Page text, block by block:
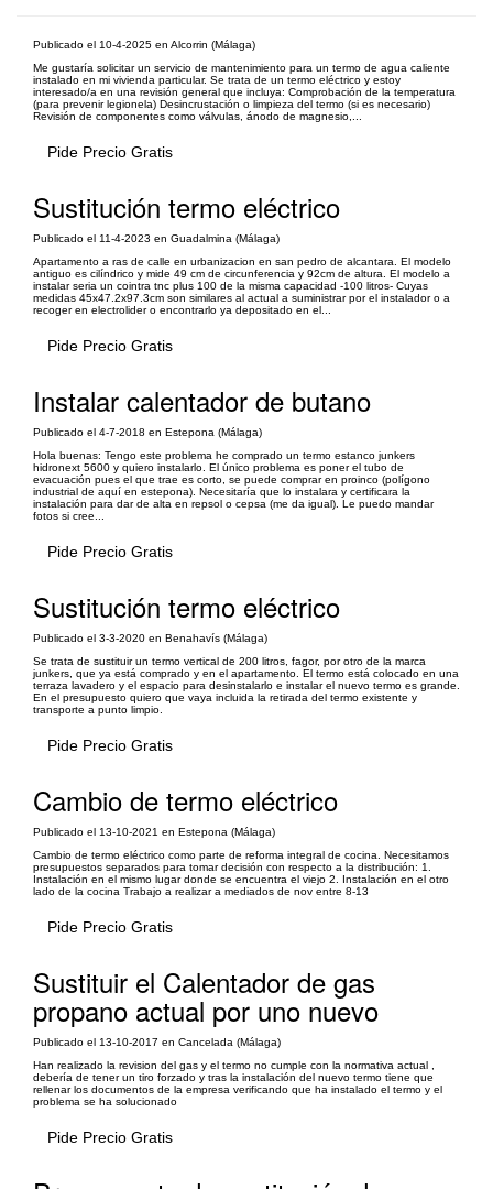
Publicado el 10-4-2025 en Alcorrin (Málaga)
Me gustaría solicitar un servicio de mantenimiento para un termo de agua caliente
instalado en mi vivienda particular. Se trata de un termo eléctrico y estoy
interesado/a en una revisión general que incluya: Comprobación de la temperatura
(para prevenir legionela) Desincrustación o limpieza del termo (si es necesario)
Revisión de componentes como válvulas, ánodo de magnesio,...
Pide Precio Gratis
Sustitución termo eléctrico
Publicado el 11-4-2023 en Guadalmina (Málaga)
Apartamento a ras de calle en urbanizacion en san pedro de alcantara. El modelo
antiguo es cilíndrico y mide 49 cm de circunferencia y 92cm de altura. El modelo a
instalar seria un cointra tnc plus 100 de la misma capacidad -100 litros- Cuyas
medidas 45x47.2x97.3cm son similares al actual a suministrar por el instalador o a
recoger en electrolider o encontrarlo ya depositado en el...
Pide Precio Gratis
Instalar calentador de butano
Publicado el 4-7-2018 en Estepona (Málaga)
Hola buenas: Tengo este problema he comprado un termo estanco junkers
hidronext 5600 y quiero instalarlo. El único problema es poner el tubo de
evacuación pues el que trae es corto, se puede comprar en proinco (polígono
industrial de aquí en estepona). Necesitaría que lo instalara y certificara la
instalación para dar de alta en repsol o cepsa (me da igual). Le puedo mandar
fotos si cree...
Pide Precio Gratis
Sustitución termo eléctrico
Publicado el 3-3-2020 en Benahavís (Málaga)
Se trata de sustituir un termo vertical de 200 litros, fagor, por otro de la marca
junkers, que ya está comprado y en el apartamento. El termo está colocado en una
terraza lavadero y el espacio para desinstalarlo e instalar el nuevo termo es grande.
En el presupuesto quiero que vaya incluida la retirada del termo existente y
transporte a punto limpio.
Pide Precio Gratis
Cambio de termo eléctrico
Publicado el 13-10-2021 en Estepona (Málaga)
Cambio de termo eléctrico como parte de reforma integral de cocina. Necesitamos
presupuestos separados para tomar decisión con respecto a la distribución: 1.
Instalación en el mismo lugar donde se encuentra el viejo 2. Instalación en el otro
lado de la cocina Trabajo a realizar a mediados de nov entre 8-13
Pide Precio Gratis
Sustituir el Calentador de gas
propano actual por uno nuevo
Publicado el 13-10-2017 en Cancelada (Málaga)
Han realizado la revision del gas y el termo no cumple con la normativa actual ,
debería de tener un tiro forzado y tras la instalación del nuevo termo tiene que
rellenar los documentos de la empresa verificando que ha instalado el termo y el
problema se ha solucionado
Pide Precio Gratis